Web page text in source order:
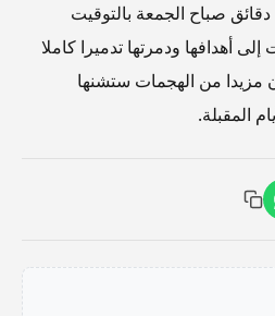
صباح الجمعة بالتوقيت
أهدافها ودمرتها تدميرا كاملا
من الهجمات ستشنها
المقبلة.